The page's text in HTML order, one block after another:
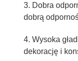
3. Dobra
dobrą
4. Wysoka
dekorację i